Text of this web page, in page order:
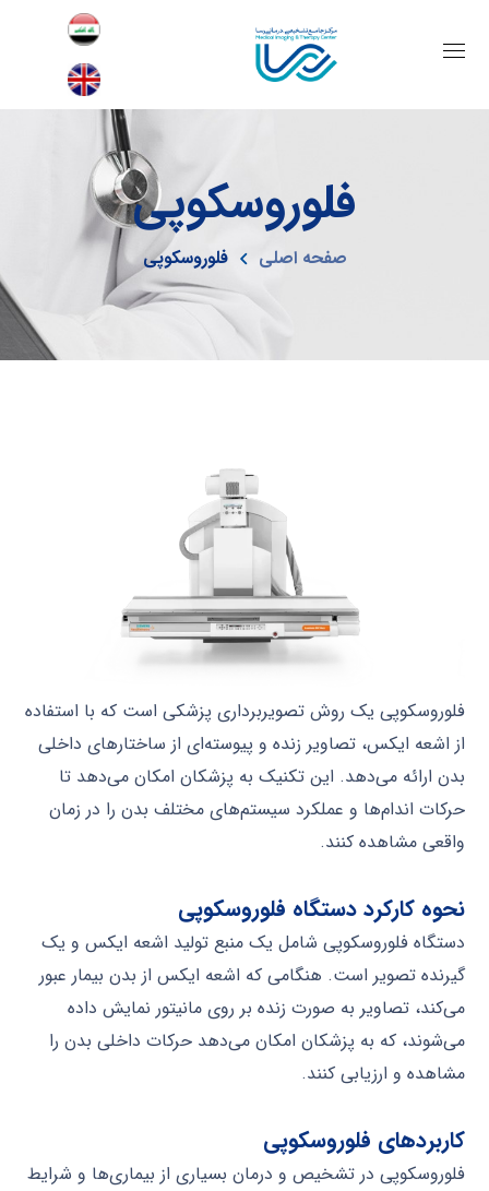
فلوروسکوپی
صفحه اصلی فلوروسکوپی
فلوروسکوپی یک روش تصویربرداری پزشکی است که با استفاده
از اشعه ایکس، تصاویر زنده و پیوسته‌ای از ساختارهای داخلی
بدن ارائه می‌دهد. این تکنیک به پزشکان امکان می‌دهد تا
حرکات اندام‌ها و عملکرد سیستم‌های مختلف بدن را در زمان
واقعی مشاهده کنند.
نحوه کارکرد دستگاه فلوروسکوپی
دستگاه فلوروسکوپی شامل یک منبع تولید اشعه ایکس و یک
گیرنده تصویر است. هنگامی که اشعه ایکس از بدن بیمار عبور
می‌کند، تصاویر به صورت زنده بر روی مانیتور نمایش داده
می‌شوند، که به پزشکان امکان می‌دهد حرکات داخلی بدن را
مشاهده و ارزیابی کنند.
کاربردهای فلوروسکوپی
فلوروسکوپی در تشخیص و درمان بسیاری از بیماری‌ها و شرایط